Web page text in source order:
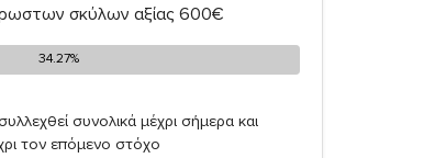
σκύλων αξίας 600€
34.27%
34.27%
συνολικά μέχρι σήμερα και
τον επόμενο στόχο